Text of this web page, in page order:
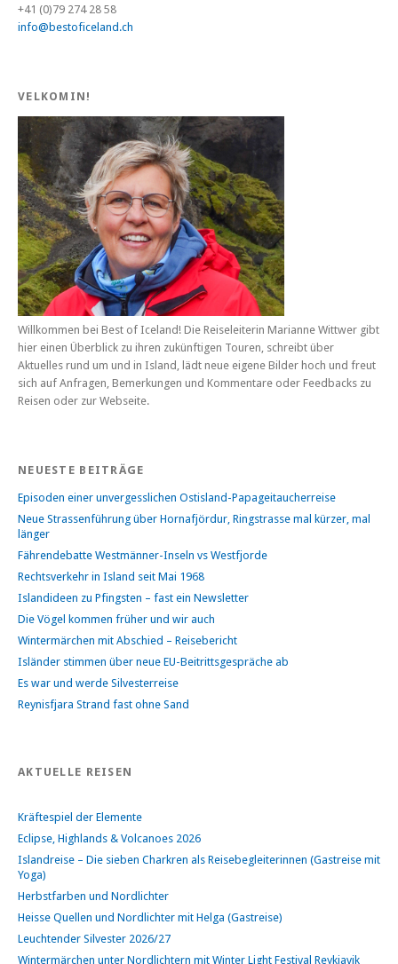
+41 (0)79 274 28 58
info@bestoficeland.ch
VELKOMIN!
Willkommen bei Best of Iceland! Die Reiseleiterin Marianne Wittwer gibt
hier einen Überblick zu ihren zukünftigen Touren, schreibt über
Aktuelles rund um und in Island, lädt neue eigene Bilder hoch und freut
sich auf Anfragen, Bemerkungen und Kommentare oder Feedbacks zu
Reisen oder zur Webseite.
NEUESTE BEITRÄGE
Episoden einer unvergesslichen Ostisland-Papageitaucherreise
Neue Strassenführung über Hornafjördur, Ringstrasse mal kürzer, mal
länger
Fährendebatte Westmänner-Inseln vs Westfjorde
Rechtsverkehr in Island seit Mai 1968
Islandideen zu Pfingsten – fast ein Newsletter
Die Vögel kommen früher und wir auch
Wintermärchen mit Abschied – Reisebericht
Isländer stimmen über neue EU-Beitrittsgespräche ab
Es war und werde Silvesterreise
Reynisfjara Strand fast ohne Sand
AKTUELLE REISEN
Kräftespiel der Elemente
Eclipse, Highlands & Volcanoes 2026
Islandreise – Die sieben Charkren als Reisebegleiterinnen (Gastreise mit
Yoga)
Herbstfarben und Nordlichter
Heisse Quellen und Nordlichter mit Helga (Gastreise)
Leuchtender Silvester 2026/27
Wintermärchen unter Nordlichtern mit Winter Light Festival Reykjavik